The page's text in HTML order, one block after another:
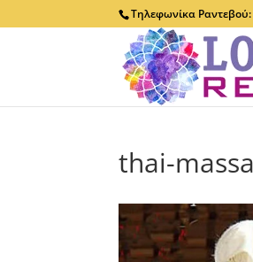
Τηλεφωνίκα Ραντεβού:
thai-